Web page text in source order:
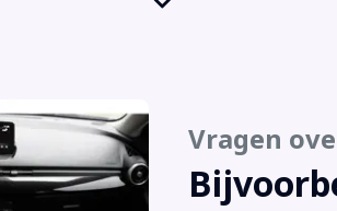
ramen voor
remkrachtverdeling
Stabiliteits Programma
Vragen